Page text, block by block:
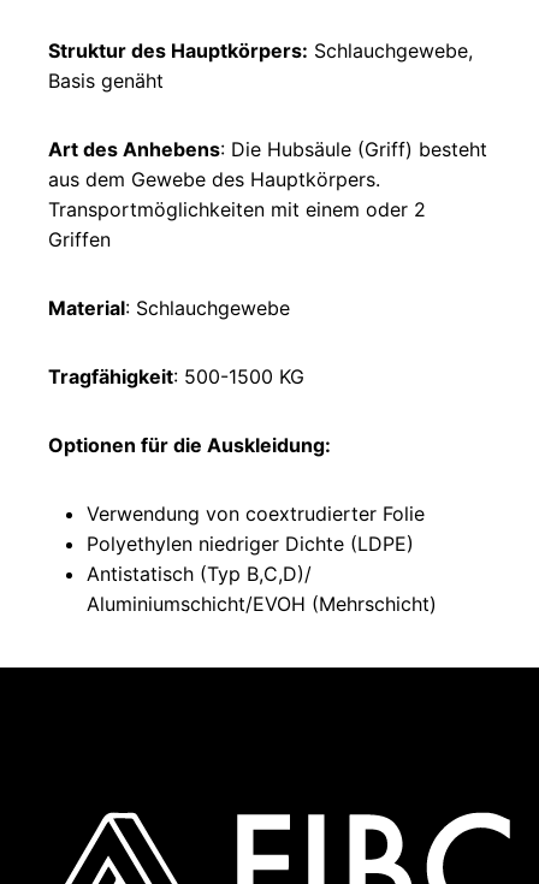
Struktur des Hauptkörpers: Schlauchgewebe,
Basis genäht
Art des Anhebens: Die Hubsäule (Griff) besteht
aus dem Gewebe des Hauptkörpers.
Transportmöglichkeiten mit einem oder 2
Griffen
Material: Schlauchgewebe
Tragfähigkeit: 500-1500 KG
Optionen für die Auskleidung:
Verwendung von coextrudierter Folie
Polyethylen niedriger Dichte (LDPE)
Antistatisch (Typ B,C,D)/
Aluminiumschicht/EVOH (Mehrschicht)